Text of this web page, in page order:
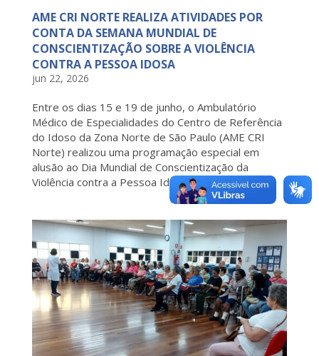
AME CRI NORTE REALIZA ATIVIDADES POR
CONTA DA SEMANA MUNDIAL DE
CONSCIENTIZAÇÃO SOBRE A VIOLÊNCIA
CONTRA A PESSOA IDOSA
jun 22, 2026
Entre os dias 15 e 19 de junho, o Ambulatório
Médico de Especialidades do Centro de Referência
do Idoso da Zona Norte de São Paulo (AME CRI
Norte) realizou uma programação especial em
alusão ao Dia Mundial de Conscientização da
Violência contra a Pessoa Idosa. A...